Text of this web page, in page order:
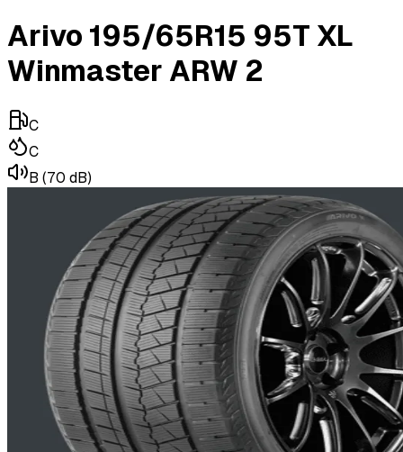
Arivo 195/65R15 95T XL
Winmaster ARW 2
C
C
B (70 dB)